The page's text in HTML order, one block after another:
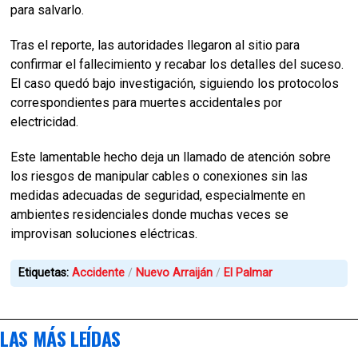
para salvarlo.
Tras el reporte, las autoridades llegaron al sitio para
confirmar el fallecimiento y recabar los detalles del suceso.
El caso quedó bajo investigación, siguiendo los protocolos
correspondientes para muertes accidentales por
electricidad.
Este lamentable hecho deja un llamado de atención sobre
los riesgos de manipular cables o conexiones sin las
medidas adecuadas de seguridad, especialmente en
ambientes residenciales donde muchas veces se
improvisan soluciones eléctricas.
Etiquetas:Accidente Nuevo Arraiján El Palmar
LAS MÁS LEÍDAS